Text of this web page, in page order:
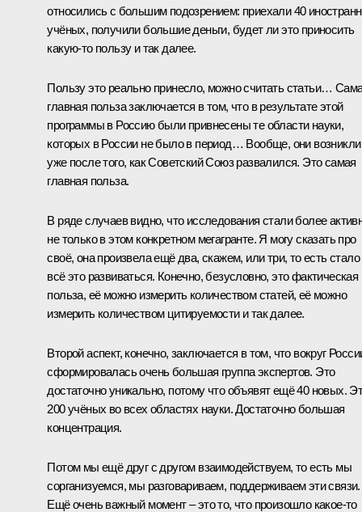
относились с большим подозрением: приехали 40
учёных, получили большие деньги, будет ли это приносить
какую‑то пользу и так далее.
Пользу это реально принесло, можно считать статьи…
главная польза заключается в том, что в результате этой
программы в Россию были привнесены те области науки,
которых в России не было в период… Вообще, они возникли
уже после того, как Советский Союз развалился. Это самая
главная польза.
В ряде случаев видно, что исследования стали более
не только в этом конкретном мегагранте. Я могу сказать про
своё, она произвела ещё два, скажем, или три, то есть стало
всё это развиваться. Конечно, безусловно, это фактическая
польза, её можно измерить количеством статей, её можно
измерить количеством цитируемости и так далее.
Второй аспект, конечно, заключается в том, что вокруг
сформировалась очень большая группа экспертов. Это
достаточно уникально, потому что объявят ещё 40 новых.
200 учёных во всех областях науки. Достаточно большая
концентрация.
Потом мы ещё друг с другом взаимодействуем, то есть мы
сорганизуемся, мы разговариваем, поддерживаем эти связи.
Ещё очень важный момент – это то, что произошло какое‑то